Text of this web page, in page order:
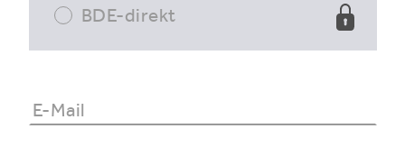
BDE-direkt